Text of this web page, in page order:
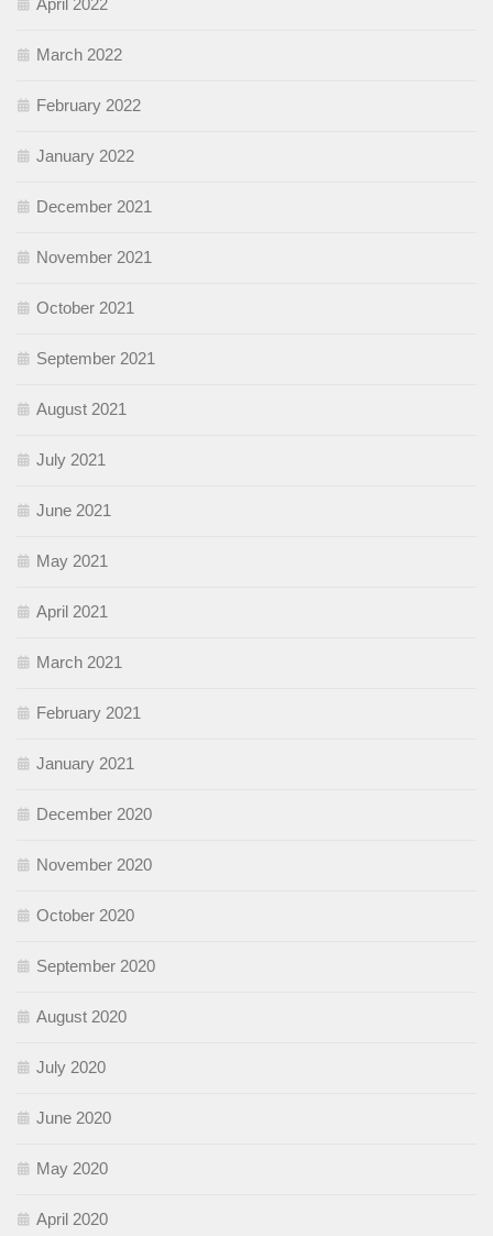
April 2022
March 2022
February 2022
January 2022
December 2021
November 2021
October 2021
September 2021
August 2021
July 2021
June 2021
May 2021
April 2021
March 2021
February 2021
January 2021
December 2020
November 2020
October 2020
September 2020
August 2020
July 2020
June 2020
May 2020
April 2020